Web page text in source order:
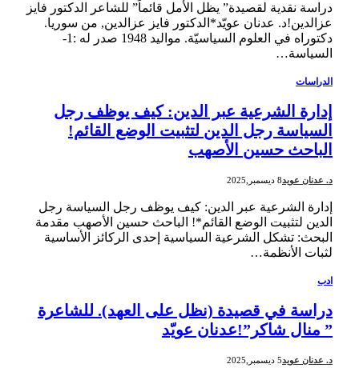
دراسة نقدية لقصيدة” يظل الأمل قائماً” للشاعر الدكتور فايز
عزالدين!د. عدنان عويّد*الدكتور فايز عزالدين, من سوريا.
دكتوراه في العلوم السياسيّة. مواليد 1948 صدر له :1-
السياسة…
الدراسات
إدارة الشرعية عبر الدين: كيف يوظف رجل
السياسة رجل الدين لتثبيت الوضع القائم!
الباحث حسين الأصهب
د. عدنان عويد8 ديسمبر,2025
إدارة الشرعية عبر الدين: كيف يوظف رجل السياسة رجل
الدين لتثبيت الوضع القائم*! الباحث حسين الأصهب مقدمة
البحث: تشكل الشرعية السياسية إحدى الركائز الأساسية
لثبات الأنظمة…
ادب
دراسة في قصيدة (نظل على العهد). للشاعرة
” منال شاكر”!عدنان عويّد
د. عدنان عويد5 ديسمبر,2025